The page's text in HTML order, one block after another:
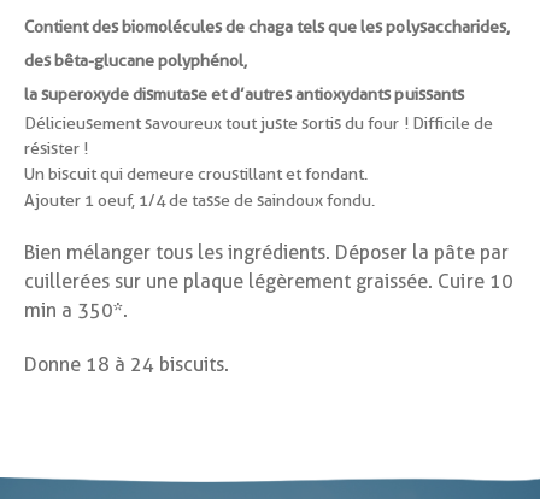
Contient des biomolécules de chaga tels que les polysaccharides,
des bêta-glucane polyphénol,
la superoxyde dismutase et d’autres antioxydants puissants
Délicieusement savoureux tout juste sortis du four ! Difficile de
résister !
Un biscuit qui demeure croustillant et fondant.
Ajouter 1 oeuf, 1/4 de tasse de saindoux fondu.
Bien mélanger tous les ingrédients. Déposer la pâte par
cuillerées sur une plaque légèrement graissée. Cuire 10
min a 350*.
Donne 18 à 24 biscuits.